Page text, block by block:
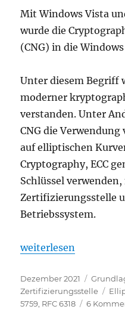
Mit Windows Vista
wurde die
(CNG) in die
Unter diesem Begriff
moderner
verstanden. Unter
CNG die
auf elliptischen
Cryptography, ECC
Schlüssel
Zertifizierungsstelle
Betriebssystem.
„Grundlagen:
weiterlesen
Veröffentlicht
am
Dezember 2021
Zertifizierungsstelle
5759, RFC 6318 6